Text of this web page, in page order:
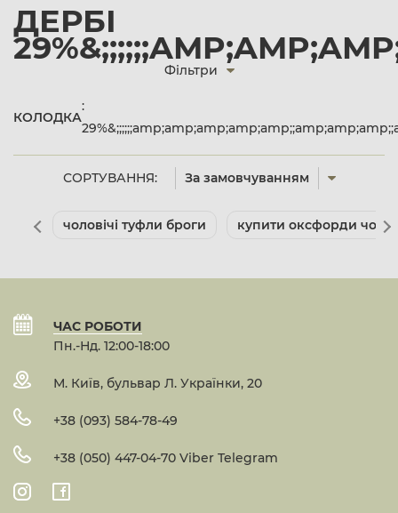
ДЕРБІ
СОРТУВАННЯ: За замовчуванням
Фільтри
КОЛОДКА
:
чоловічі туфли броги купити оксфорди
ЧАС РОБОТИ
Пн.-Нд. 12:00-18:00
М. Київ, бульвар Л. Українки, 20
+38 (093) 584-78-49
+38 (050) 447-04-70 Viber Telegram